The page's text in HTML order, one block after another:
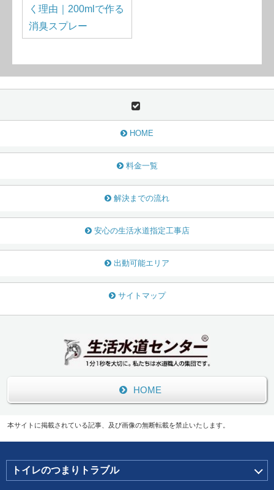
く理由｜200mlで作る
消臭スプレー
HOME
料金一覧
解決までの流れ
安心の生活水道指定工事店
出動可能エリア
サイトマップ
HOME
本サイトに掲載されている記事、及び画像の無断転載を禁止いたします。
トイレのつまりトラブル